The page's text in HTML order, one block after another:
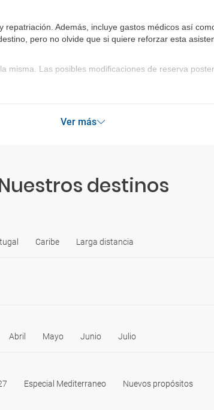
Además, incluye gastos médicos así
pero no olvide que si quiere reforzar esta
misma. Las posibles modificaciones de reserva
Ver más
destinos
Caribe Larga distancia
Abril Mayo Junio Julio
Especial Mediterraneo Nuevos propósitos